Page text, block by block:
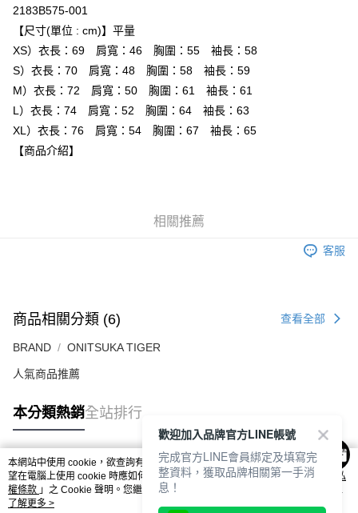
全家取貨付款
每筆NT$80，滿NT$6,000(含以上)免運費
付款後全家取貨
萊爾富取貨付款
每筆NT$80，滿NT$6,000(含以上)免運費
宅配
2183B575-001
【尺寸(單位 : cm)】平量
XS）衣長：69 肩寬：46 胸圍：55 袖長：58
S）衣長：70 肩寬：48 胸圍：58 袖長：59
M）衣長：72 肩寬：50 胸圍：61 袖長：61
L）衣長：74 肩寬：52 胸圍：64 袖長：63
XL）衣長：76 肩寬：54 胸圍：67 袖長：65
【商品介紹】
相關推薦
客服
商品相關分類 (6) 查看全部
BRAND ONITSUKA TIGER
人氣商品推薦
本分類熱銷全站排行
熱門標籤
本網站中使用 cookie，欲查詢有關本網站使用 cookie 方式之詳情，及若您不希
望在電腦上使用 cookie 時應如何變更電腦的 cookie 設定，請參閱本網站「
隱私
權條款 」之 Cookie 聲明。您繼續使用本網站即表示您同意本公司得按本網站使
用條款之 Cookie 聲明使用 cookie。
了解更多 >
歡迎加入品牌官方LINE帳號
完成官方LINE會員綁定及填寫完
整資料，獲取品牌相關第一手消
息！